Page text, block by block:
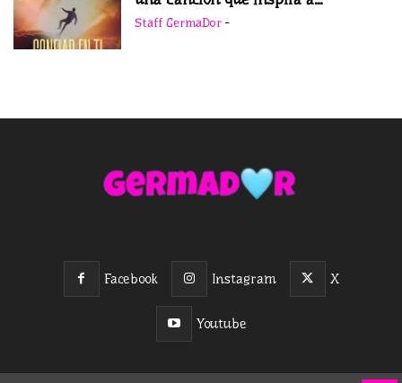
Staff GermaDor -
Facebook Instagram X
Youtube